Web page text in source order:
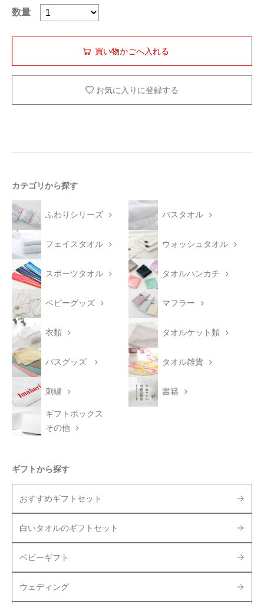
数量
お気に入りに登録する
カテゴリから探す
ふわりシリーズ バスタオル
フェイスタオル ウォッシュタオル
スポーツタオル タオルハンカチ
ベビーグッズ マフラー
衣類 タオルケット類
バスグッズ タオル雑貨
刺繍 書籍
ギフトボックス
その他
ギフトから探す
おすすめギフトセット
白いタオルのギフトセット
ベビーギフト
ウェディング